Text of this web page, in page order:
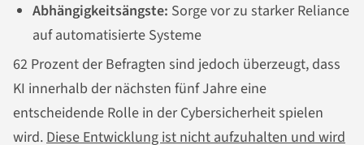
Abhängigkeitsängste: Sorge vor zu starker Reliance
auf automatisierte Systeme
62 Prozent der Befragten sind jedoch überzeugt, dass
KI innerhalb der nächsten fünf Jahre eine
entscheidende Rolle in der Cybersicherheit spielen
wird.Diese Entwicklung ist nicht aufzuhalten und wird